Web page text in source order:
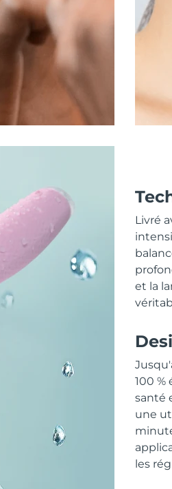
Livré
et la
100 %
santé
une
les